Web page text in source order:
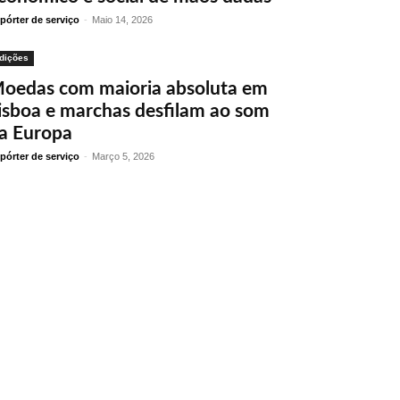
de serviço - Maio 14, 2026
com maioria absoluta em
e marchas desfilam ao som
Europa
de serviço - Março 5, 2026